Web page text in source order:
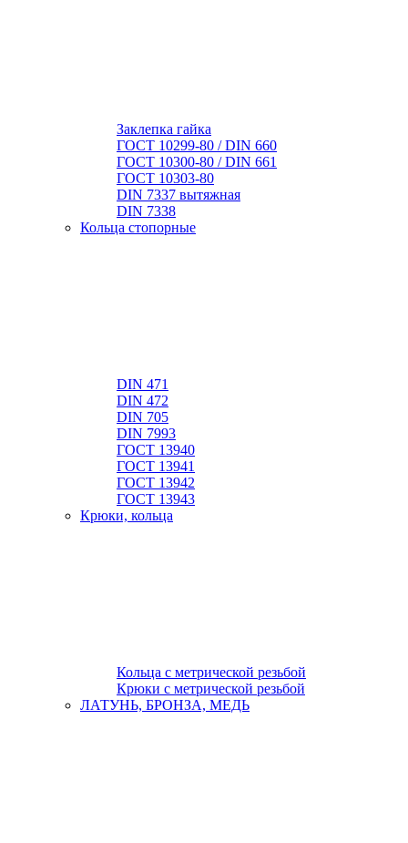
Заклепка гайка
ГОСТ 10299-80 / DIN 660
ГОСТ 10300-80 / DIN 661
ГОСТ 10303-80
DIN 7337 вытяжная
DIN 7338
Кольца стопорные
DIN 471
DIN 472
DIN 705
DIN 7993
ГОСТ 13940
ГОСТ 13941
ГОСТ 13942
ГОСТ 13943
Крюки, кольца
Кольца с метрической резьбой
Крюки с метрической резьбой
ЛАТУНЬ, БРОНЗА, МЕДЬ